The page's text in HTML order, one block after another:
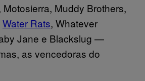
Motosierra, Muddy Brothers,
Water Rats, Whatever
Jane e Blackslug —
as vencedoras do